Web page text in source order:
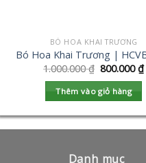
BÓ HOA KHAI TRƯƠNG
Bó Hoa Khai Trương |
1.000.000₫ 800.000₫
Thêm vào giỏ hàng
Danh mục